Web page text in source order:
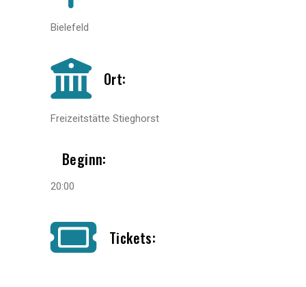
Bielefeld
Ort:
Freizeitstätte Stieghorst
Beginn:
20:00
Tickets: